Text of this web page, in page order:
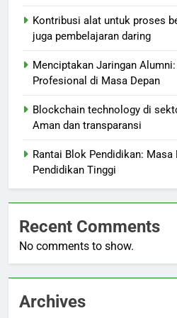
Kontribusi alat untuk proses
juga pembelajaran daring
Menciptakan Jaringan
Profesional di Masa Depan
Blockchain technology di
Aman dan transparansi
Rantai Blok Pendidikan: Masa
Pendidikan Tinggi
Recent Comments
No comments to show.
Archives